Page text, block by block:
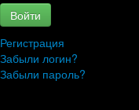
Войти
Регистрация
Забыли логин?
Забыли пароль?